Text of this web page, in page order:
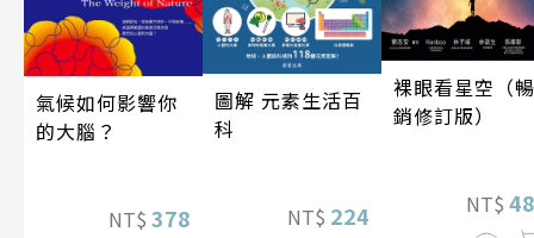
氣候如何影響你
的大腦？
NT$ 378
圖解 元素生活百
科
NT$ 224
裸眼看星空（暢
銷修訂版）
NT$